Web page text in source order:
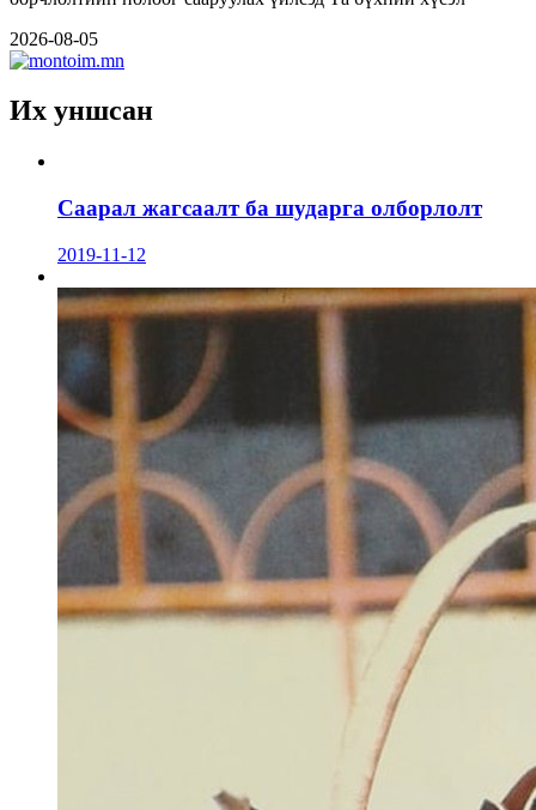
2026-08-05
Их уншсан
Саарал жагсаалт ба шударга олборлолт
2019-11-12